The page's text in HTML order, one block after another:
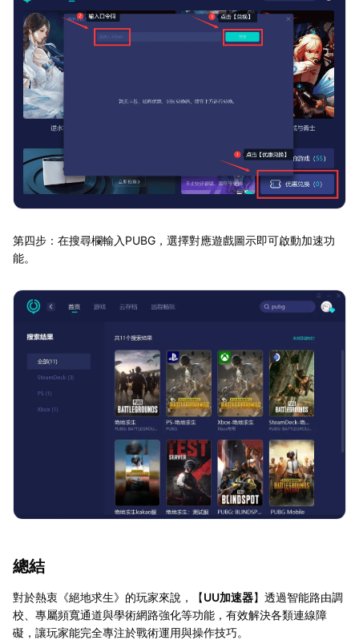
第四步：在搜尋欄輸入PUBG，選擇對應遊戲圖示即可啟動加速功
能。
總結
對於熱衷《絕地求生》的玩家來說，【UU加速器】透過智能路由調
校、專屬頻寬通道與學術網路強化等功能，有效解決各類連線障
礙，讓玩家能完全專注於戰術運用與操作技巧。